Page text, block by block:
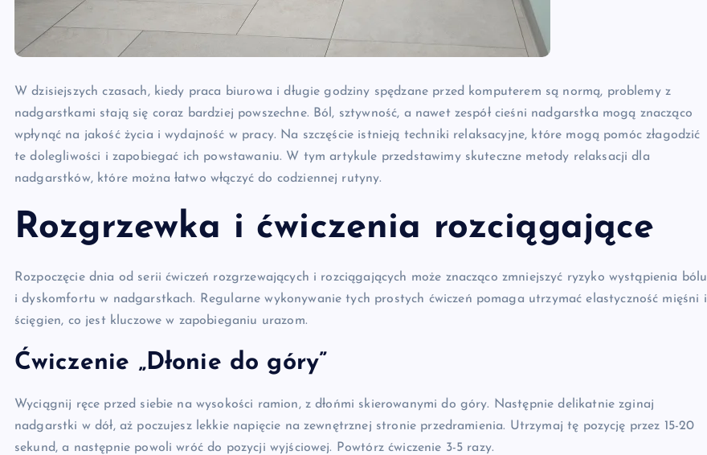
W dzisiejszych czasach, kiedy praca biurowa i długie godziny spędzane przed komputerem są normą, problemy z
nadgarstkami stają się coraz bardziej powszechne. Ból, sztywność, a nawet zespół cieśni nadgarstka mogą znacząco
wpłynąć na jakość życia i wydajność w pracy. Na szczęście istnieją techniki relaksacyjne, które mogą pomóc złagodzić
te dolegliwości i zapobiegać ich powstawaniu. W tym artykule przedstawimy skuteczne metody relaksacji dla
nadgarstków, które można łatwo włączyć do codziennej rutyny.
Rozgrzewka i ćwiczenia rozciągające
Rozpoczęcie dnia od serii ćwiczeń rozgrzewających i rozciągających może znacząco zmniejszyć ryzyko wystąpienia bólu
i dyskomfortu w nadgarstkach. Regularne wykonywanie tych prostych ćwiczeń pomaga utrzymać elastyczność mięśni i
ścięgien, co jest kluczowe w zapobieganiu urazom.
Ćwiczenie „Dłonie do góry”
Wyciągnij ręce przed siebie na wysokości ramion, z dłońmi skierowanymi do góry. Następnie delikatnie zginaj
nadgarstki w dół, aż poczujesz lekkie napięcie na zewnętrznej stronie przedramienia. Utrzymaj tę pozycję przez 15-20
sekund, a następnie powoli wróć do pozycji wyjściowej. Powtórz ćwiczenie 3-5 razy.